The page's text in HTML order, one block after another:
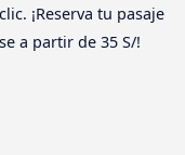
¡Reserva tu pasaje
a partir de 35 S/!